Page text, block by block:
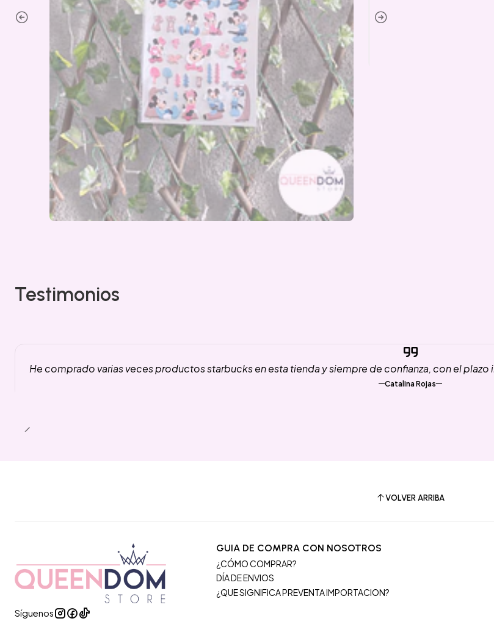
Testimonios
He comprado varias veces productos starbucks en esta tienda y siempre de confianza, con el
Catalina Rojas
VOLVER ARRIBA
Síguenos
GUIA DE COMPRA CON NOSOTROS
¿CÓMO COMPRAR?
DÍA DE ENVIOS
¿QUE SIGNIFICA PREVENTA IMPORTACION?